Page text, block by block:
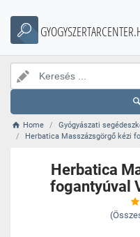
Home
Gyógyászati
Herbatica Masszázsgörgő kézi
Herbatica
fogantyúval